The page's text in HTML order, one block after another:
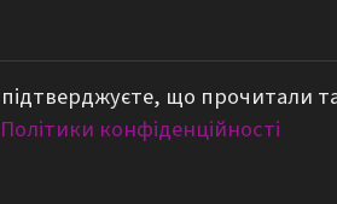
що прочитали
Політики конфіденційності